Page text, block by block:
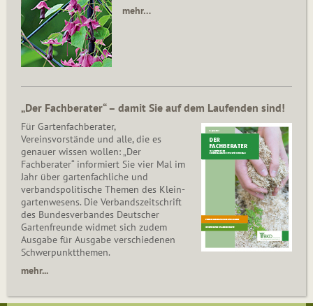
mehr…
„Der Fachberater“ – damit Sie auf dem Laufenden sind!
Für Gartenfachberater,
Vereinsvorstände und alle, die es
genauer wissen wollen: „Der
Fachberater“ informiert Sie vier Mal im
Jahr über gartenfachliche und
verbandspolitische Themen des Klein­
gar­ten­wesens. Die Ver­bands­zeit­schrift
des Bun­des­ver­ban­des Deutscher
Gartenfreunde widmet sich zudem
Ausgabe für Ausgabe verschiedenen
Schwer­punkt­the­men.
mehr...